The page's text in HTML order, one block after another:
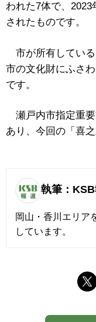
われた7体で、
されたものです。
市が所有している
市の文化財にふさ
です。
瀬戸内市指定重
あり、今回の「喜
執筆：
岡山・香川エリア
しています。